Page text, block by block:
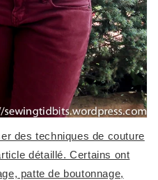
des techniques de couture
détaillé. Certains ont
patte de boutonnage,